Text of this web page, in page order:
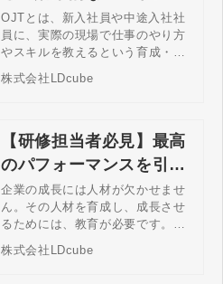
ナー研修とは？
OJTとは、新入社員や中途入社社
員に、実際の現場で仕事のやり方
やスキルを教えるという育成・指
効果的に運用するためのトレーナ
ポイントについて紹介します。
株式会社LDcube
【研修担当者必見】最高
のパフォーマンスを引き
出すコーチング研修の内
容とは？
企業の成長には人材が欠かせませ
ん。その人材を育成し、成長させ
るためには、教育が必要です。特
やる気を引き出し、個々の能力を
株式会社LDcube